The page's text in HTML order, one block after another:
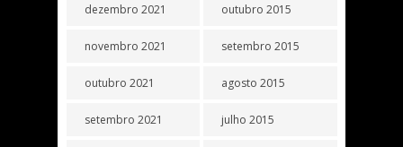
dezembro 2021
novembro 2021
outubro 2021
setembro 2021
outubro 2015
setembro 2015
agosto 2015
julho 2015